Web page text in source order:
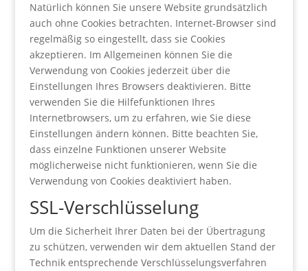
Natürlich können Sie unsere Website grundsätzlich
auch ohne Cookies betrachten. Internet-Browser sind
regelmäßig so eingestellt, dass sie Cookies
akzeptieren. Im Allgemeinen können Sie die
Verwendung von Cookies jederzeit über die
Einstellungen Ihres Browsers deaktivieren. Bitte
verwenden Sie die Hilfefunktionen Ihres
Internetbrowsers, um zu erfahren, wie Sie diese
Einstellungen ändern können. Bitte beachten Sie,
dass einzelne Funktionen unserer Website
möglicherweise nicht funktionieren, wenn Sie die
Verwendung von Cookies deaktiviert haben.
SSL-Verschlüsselung
Um die Sicherheit Ihrer Daten bei der Übertragung
zu schützen, verwenden wir dem aktuellen Stand der
Technik entsprechende Verschlüsselungsverfahren